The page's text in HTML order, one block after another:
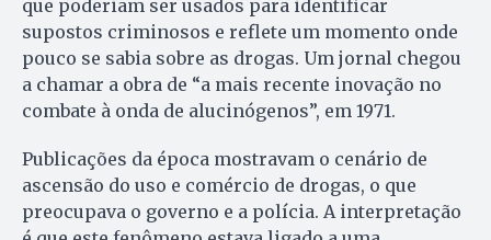
que poderiam ser usados para identificar
supostos criminosos e reflete um momento onde
pouco se sabia sobre as drogas. Um jornal chegou
a chamar a obra de “a mais recente inovação no
combate à onda de alucinógenos”, em 1971.
Publicações da época mostravam o cenário de
ascensão do uso e comércio de drogas, o que
preocupava o governo e a polícia. A interpretação